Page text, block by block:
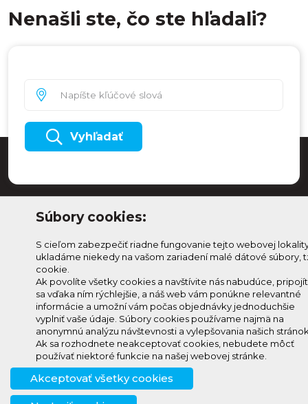
Nenašli ste, čo ste hľadali?
Vyhľadať
info@knh.sk
+421 903
294 997
Prihlásenie
Zmeniť
nastavenie
cookies
Odoberaj Kam na
Horehroní
Prihlás sa na odber a
dostávaj novinky ako prvý
Súbory cookies:
S cieľom zabezpečiť riadne fungovanie tejto webovej
ukladáme niekedy na vašom zariadení malé dátové súbory,
cookie.
Ak povolíte všetky cookies a navštívite nás nabudúce,
sa vďaka ním rýchlejšie, a náš web vám ponúkne relevantné
informácie a umožní vám počas objednávky jednoduchšie
vyplniť vaše údaje. Súbory cookies používame najmä na
anonymnú analýzu návštevnosti a vylepšovania našich
Ak sa rozhodnete neakceptovať cookies, nebudete môcť
používať niektoré funkcie na našej webovej stránke.
Akceptovať všetky cookies